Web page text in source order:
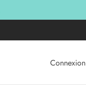
Connexion